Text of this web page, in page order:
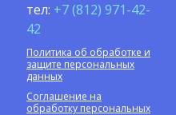
тел: +7 (812) 971-42-
42
Политика об обработке и
защите персональных
данных
Соглашение на
обработку персональных